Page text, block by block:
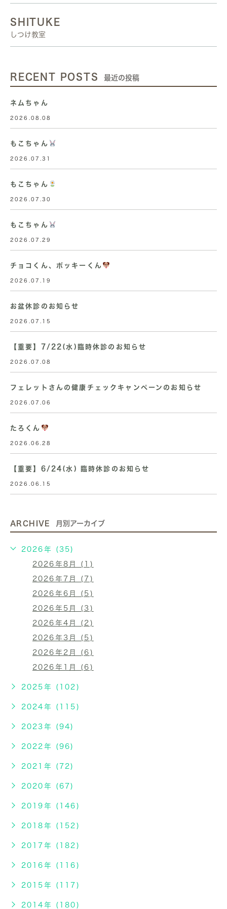
SHITUKE
しつけ教室
RECENT POSTS 最近の投稿
ネムちゃん
2026.08.08
もこちゃん
2026.07.31
もこちゃん
2026.07.30
もこちゃん
2026.07.29
チョコくん、ポッキーくん
2026.07.19
お盆休診のお知らせ
2026.07.15
【重要】7/22(水)臨時休診のお知らせ
2026.07.08
フェレットさんの健康チェックキャンペーンのお知らせ
2026.07.06
たろくん
2026.06.28
【重要】6/24(水) 臨時休診のお知らせ
2026.06.15
ARCHIVE 月別アーカイブ
2026年 (35)
2026年8月 (1)
2026年7月 (7)
2026年6月 (5)
2026年5月 (3)
2026年4月 (2)
2026年3月 (5)
2026年2月 (6)
2026年1月 (6)
2025年 (102)
2024年 (115)
2023年 (94)
2022年 (96)
2021年 (72)
2020年 (67)
2019年 (146)
2018年 (152)
2017年 (182)
2016年 (116)
2015年 (117)
2014年 (180)